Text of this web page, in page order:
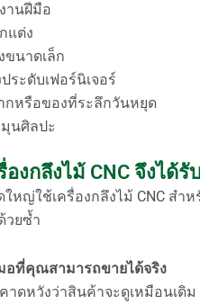
านฝีมือ
แต่ง
ขนาดเล็ก
ประดับเฟอร์นิเจอร์
กหรือของที่ระลึกวันหยุด
นศิลปะ
องกลึงไม้ CNC จึงไ
ใหญ่ใช้เครื่องกลึงไม้ CNC ส
วยซ้ำ
อที่คุณสามารถขายได้จริง
าดหวังว่าสินค้าจะดูเหมือนเดิม